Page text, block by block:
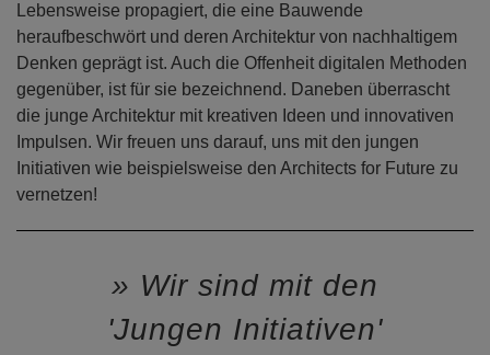
Lebensweise propagiert, die eine Bauwende
heraufbeschwört und deren Architektur von nachhaltigem
Denken geprägt ist. Auch die Offenheit digitalen Methoden
gegenüber, ist für sie bezeichnend. Daneben überrascht
die junge Architektur mit kreativen Ideen und innovativen
Impulsen. Wir freuen uns darauf, uns mit den jungen
Initiativen wie beispielsweise den Architects for Future zu
vernetzen!
Wir sind mit den
'Jungen Initiativen'